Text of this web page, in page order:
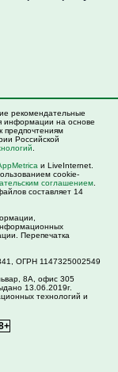
рекомендательные
информации на основе
предпочтениям
Российской
и LiveInternet.
cookie-
соглашением
составляет 14
Перепечатка
ОГРН 1147325002549
8А, офис 305
13.06.2019г.
технологий и